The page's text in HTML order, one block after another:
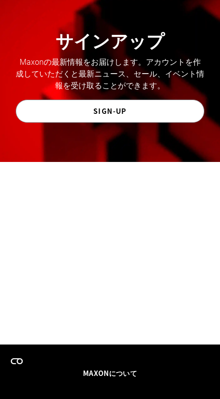
サインアップ
Maxonの最新情報をお届けします。アカウントを作
成していただくと最新ニュース、セール、イベント情
報を受け取ることができます。
SIGN-UP
MAXONについて